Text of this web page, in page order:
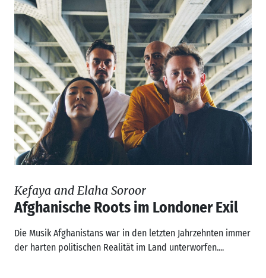
Kefaya and Elaha Soroor
Afghanische Roots im Londoner Exil
Die Musik Afghanistans war in den letzten Jahrzehnten immer
der harten politischen Realität im Land unterworfen....